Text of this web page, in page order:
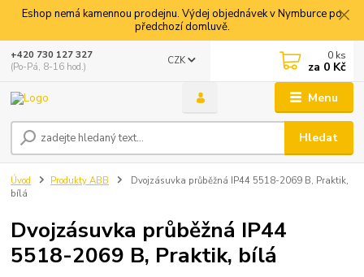
Eshop nemá kamennou prodejnu. Výdej objednávek v Nymburce po
předchozí domluvě.
Menu
CZK
Hledat
+420 730 127 327
(Po-Pá, 8-16 hod.)
0 ks
za 0 Kč
Úvod Produkty ABB
Dvojzásuvka průběžná IP44 5518-2069 B, Praktik,
bílá
Dvojzásuvka průběžná IP44
5518-2069 B, Praktik, bílá